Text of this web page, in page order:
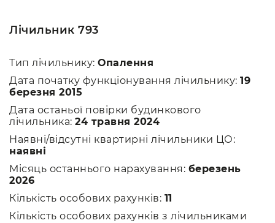
Лічильник 793
Тип лічильнику: Опалення
Дата початку функціонування лічильнику: 19
березня 2015
Дата останьої повірки будинкового
лічильника: 24 травня 2024
Наявні/відсутні квартирні лічильники ЦО:
наявні
Місяць останнього нарахування: березень
2026
Кількість особових рахунків: 11
Кількість особових рахунків з лічильниками